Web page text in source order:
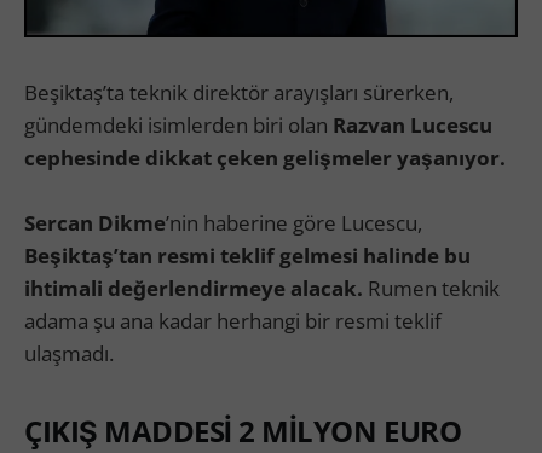
Beşiktaş’ta teknik direktör arayışları sürerken,
gündemdeki isimlerden biri olan Razvan Lucescu
cephesinde dikkat çeken gelişmeler yaşanıyor.
Sercan Dikme’nin haberine göre Lucescu,
Beşiktaş’tan resmi teklif gelmesi halinde bu
ihtimali değerlendirmeye alacak. Rumen teknik
adama şu ana kadar herhangi bir resmi teklif
ulaşmadı.
ÇIKIŞ MADDESİ 2 MİLYON EURO